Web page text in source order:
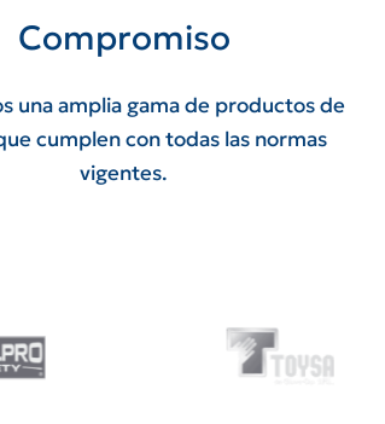
Compromiso
una amplia gama de productos de
cumplen con todas las normas
vigentes.